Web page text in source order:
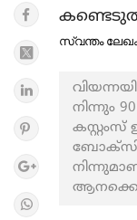
സ്വന്തം
നിന്നും